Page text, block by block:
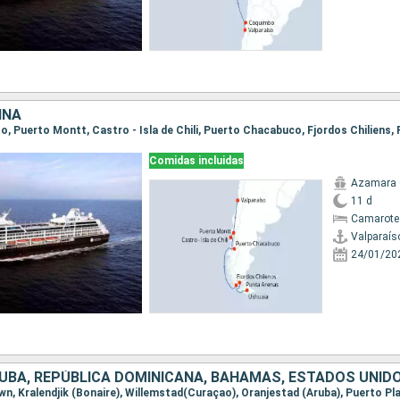
Comidas incluidas
Azamara
11 d
24/01/